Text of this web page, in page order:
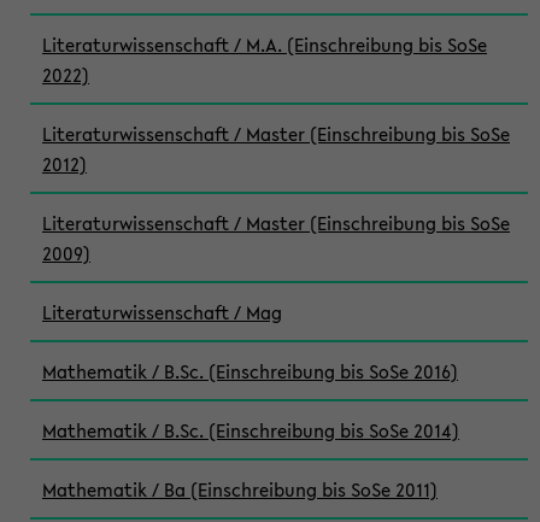
Literaturwissenschaft / M.A. (Einschreibung bis SoSe
2022)
Literaturwissenschaft / Master (Einschreibung bis SoSe
2012)
Literaturwissenschaft / Master (Einschreibung bis SoSe
2009)
Literaturwissenschaft / Mag
Mathematik / B.Sc. (Einschreibung bis SoSe 2016)
Mathematik / B.Sc. (Einschreibung bis SoSe 2014)
Mathematik / Ba (Einschreibung bis SoSe 2011)